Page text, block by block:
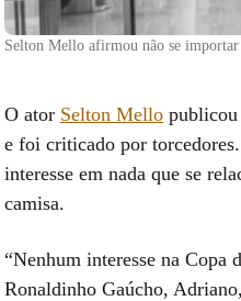
Selton Mello afirmou não se importar
O ator Selton Mello publicou
e foi criticado por
interesse em nada que se
camisa.
“Nenhum interesse na Copa
Ronaldinho Gaúcho,